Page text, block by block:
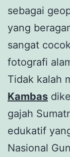
sebagai
yang
sangat
fotografi
Tidak kalah
Kambas
gajah
edukatif
Nasional